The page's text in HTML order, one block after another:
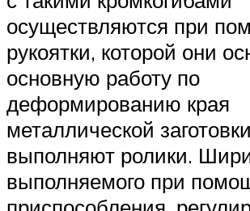
осуществляются при
рукоятки, которой они
основную работу по
деформированию края
металлической заготовки
выполняют ролики.
выполняемого при